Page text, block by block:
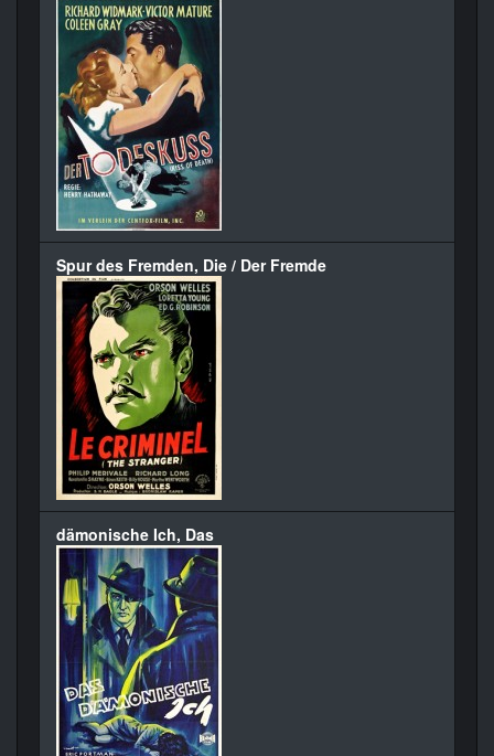
Spur des Fremden, Die / Der Fremde
dämonische Ich, Das